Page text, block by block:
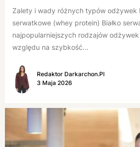
Zalety i wady różnych typów odżywek
serwatkowe (whey protein) Białko
najpopularniejszych rodzajów
względu na szybkość...
Redaktor Darkarchon.pl
3 Maja 2026